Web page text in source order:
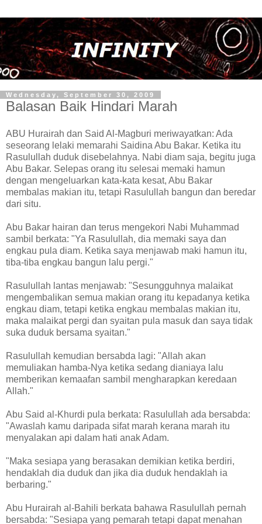
Wednesday, September 30, 2009
Balasan Baik Hindari Marah
ABU Hurairah dan Said Al-Magburi meriwayatkan: Ada
seseorang lelaki memarahi Saidina Abu Bakar. Ketika itu
Rasulullah duduk disebelahnya. Nabi diam saja, begitu juga
Abu Bakar. Selepas orang itu selesai memaki hamun
dengan mengeluarkan kata-kata kesat, Abu Bakar
membalas makian itu, tetapi Rasulullah bangun dan beredar
dari situ.
Abu Bakar hairan dan terus mengekori Nabi Muhammad
sambil berkata: "Ya Rasulullah, dia memaki saya dan
engkau pula diam. Ketika saya menjawab maki hamun itu,
tiba-tiba engkau bangun lalu pergi."
Rasulullah lantas menjawab: "Sesungguhnya malaikat
mengembalikan semua makian orang itu kepadanya ketika
engkau diam, tetapi ketika engkau membalas makian itu,
maka malaikat pergi dan syaitan pula masuk dan saya tidak
suka duduk bersama syaitan."
Rasulullah kemudian bersabda lagi: "Allah akan
memuliakan hamba-Nya ketika sedang dianiaya lalu
memberikan kemaafan sambil mengharapkan keredaan
Allah."
Abu Said al-Khurdi pula berkata: Rasulullah ada bersabda:
"Awaslah kamu daripada sifat marah kerana marah itu
menyalakan api dalam hati anak Adam.
"Maka sesiapa yang berasakan demikian ketika berdiri,
hendaklah dia duduk dan jika dia duduk hendaklah ia
berbaring."
Abu Hurairah al-Bahili berkata bahawa Rasulullah pernah
bersabda: "Sesiapa yang pemarah tetapi dapat menahan